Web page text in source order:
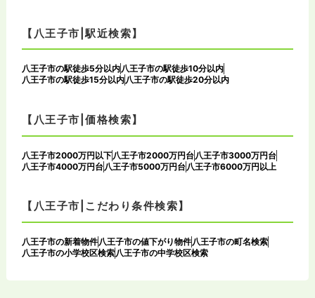
【八王子市|駅近検索】
八王子市の駅徒歩5分以内八王子市の駅徒歩10分以内
八王子市の駅徒歩15分以内八王子市の駅徒歩20分以内
【八王子市|価格検索】
八王子市2000万円以下 八王子市2000万円台 八王子市3000万円台
八王子市4000万円台 八王子市5000万円台 八王子市6000万円以上
【八王子市|こだわり条件検索】
八王子市の新着物件八王子市の値下がり物件八王子市の町名検索
八王子市の小学校区検索八王子市の中学校区検索